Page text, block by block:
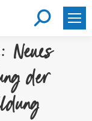
Search:
Neues
der